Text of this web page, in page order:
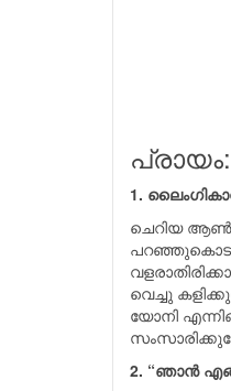
പ്രായം:
1.
ചെറിയ
വെച്ചു
യോനി
2. “ഞാൻ